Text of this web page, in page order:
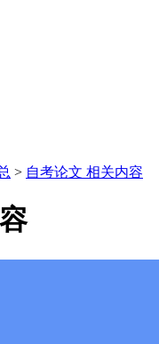
> 自考论文 相关内容